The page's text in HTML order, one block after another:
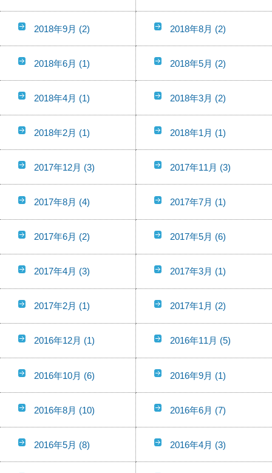
2018年9月 (2) 2018年8月 (2)
2018年6月 (1) 2018年5月 (2)
2018年4月 (1) 2018年3月 (2)
2018年2月 (1) 2018年1月 (1)
2017年12月 (3) 2017年11月 (3)
2017年8月 (4) 2017年7月 (1)
2017年6月 (2) 2017年5月 (6)
2017年4月 (3) 2017年3月 (1)
2017年2月 (1) 2017年1月 (2)
2016年12月 (1) 2016年11月 (5)
2016年10月 (6) 2016年9月 (1)
2016年8月 (10) 2016年6月 (7)
2016年5月 (8) 2016年4月 (3)